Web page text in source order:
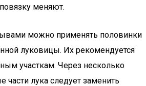
меняют.
можно применять половинки
луковицы. Их рекомендуется
участкам. Через несколько
части лука следует заменить